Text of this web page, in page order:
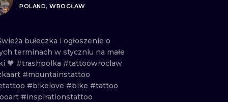
POLAND, WROCŁAW
bułeczka i ogłoszenie o
terminach w styczniu na małe
🧡 #trashpolka #tattoowroclaw
#mountainstattoo
#bikelove #bike #tattoo
#inspirationstattoo